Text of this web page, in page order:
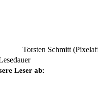
Torsten Schmitt
Leser ab: